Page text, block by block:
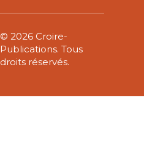
© 2026 Croire-
Publications. Tous
droits réservés.